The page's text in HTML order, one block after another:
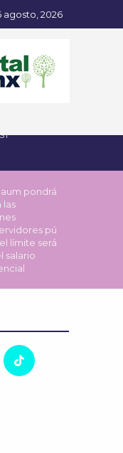
agosto, 2026
pondrá
las
pú
límite será
salario